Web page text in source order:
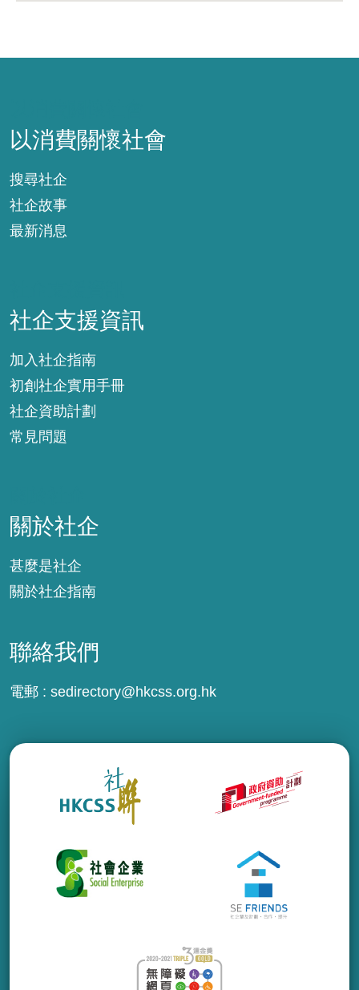
以消費關懷社會
搜尋社企
社企故事
最新消息
社企支援資訊
加入社企指南
初創社企實用手冊
社企資助計劃
常見問題
關於社企
甚麼是社企
關於社企指南
聯絡我們
電郵 : sedirectory@hkcss.org.hk